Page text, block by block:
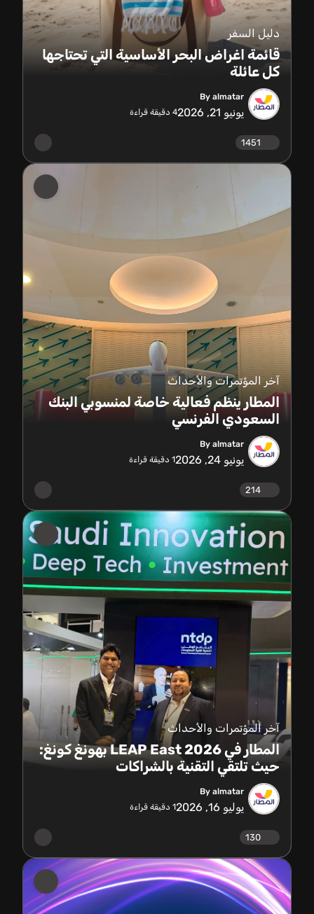
دليل السفر
قائمة اغراض البحر الأساسية التي تحتاجها
كل عائلة
By almatar
يونيو 21, 2026 4 دقيقة قراءة
آخر المؤتمرات والأحداث
المطار ينظم فعالية خاصة لمنسوبي البنك
السعودي الفرنسي
By almatar
يونيو 24, 2026 1 دقيقة قراءة
214
آخر المؤتمرات والأحداث
المطار في LEAP East 2026 بهونغ كونغ:
حيث تلتقي التقنية بالشراكات
By almatar
يوليو 16, 2026 1 دقيقة قراءة
130